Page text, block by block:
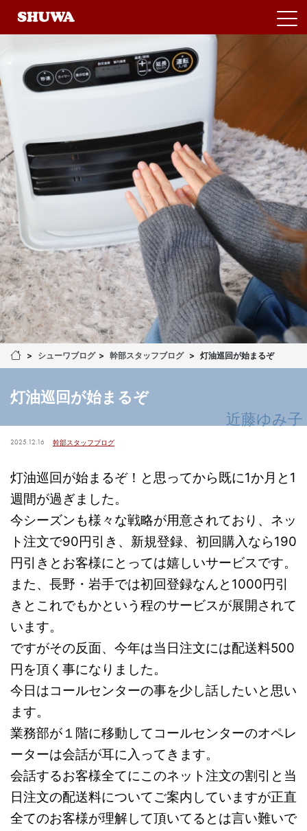
シューワブログ 幹部スタッフブログ 灯油巡回が始まるぞ
灯油巡回が始まるぞ
近藤ゆみ子
2025.12.16 幹部スタッフブログ
灯油巡回が始まるぞ！と思ってから既に1か月と1
週間が過ぎました。
今シーズンも様々な戦略が用意されており、ネッ
ト注文で90円引き、新規登録、初回購入なら190
円引きとお客様にとっては嬉しいサービスです。
また、長野・岩手では初回登録なんと1000円引
きとこれでもかという程のサービスが展開されて
います。
ですがその反面、今年は当日注文には配送料500
円を頂く事になりました。
今日はコールセンターの事を少し話したいと思い
ます。
業務部が１階に移動してコールセンターのオペレ
ーターは会話が耳に入ってきます。
会話するお客様全てにこのネット注文の割引と当
日注文の配送料についてご案内していますが正直
全てのお客様が理解して頂いてるとは言い難いで